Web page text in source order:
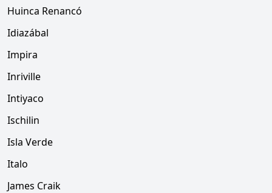
Huinca Renancó
Idiazábal
Impira
Inriville
Intiyaco
Ischilin
Isla Verde
Italo
James Craik